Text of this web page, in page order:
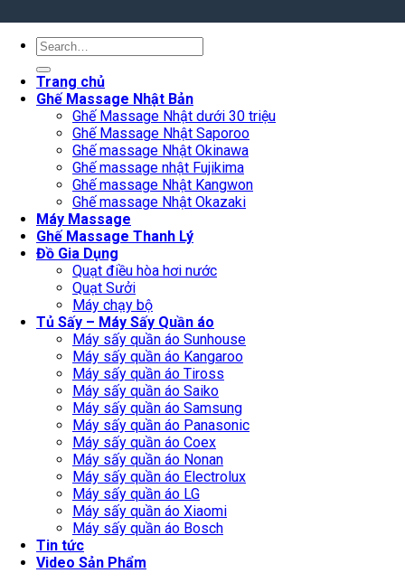
Search
Trang chủ
Ghế Massage Nhật Bản
Ghế Massage Nhật dưới 30 triệu
Ghế Massage Nhật Saporoo
Ghế massage Nhật Okinawa
Ghế massage nhật Fujikima
Ghế massage Nhật Kangwon
Ghế massage Nhật Okazaki
Máy Massage
Ghế Massage Thanh Lý
Đồ Gia Dụng
Quạt điều hòa hơi nước
Quạt Sưởi
Máy chạy bộ
Tủ Sấy – Máy Sấy Quần áo
Máy sấy quần áo Sunhouse
Máy sấy quần áo Kangaroo
Máy sấy quần áo Tiross
Máy sấy quần áo Saiko
Máy sấy quần áo Samsung
Máy sấy quần áo Panasonic
Máy sấy quần áo Coex
Máy sấy quần áo Nonan
Máy sấy quần áo Electrolux
Máy sấy quần áo LG
Máy sấy quần áo Xiaomi
Máy sấy quần áo Bosch
Tin tức
Video Sản Phẩm